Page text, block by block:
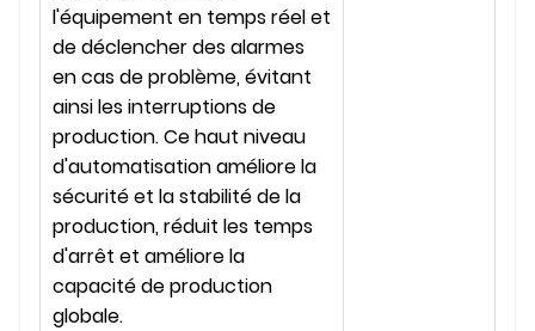
l'équipement en temps réel et
de déclencher des alarmes
en cas de problème, évitant
ainsi les interruptions de
production. Ce haut niveau
d'automatisation améliore la
sécurité et la stabilité de la
production, réduit les temps
d'arrêt et améliore la
capacité de production
globale.